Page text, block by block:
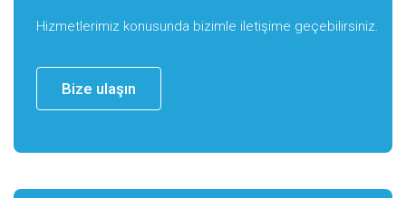
Hizmetlerimiz konusunda bizimle iletişime geçebilirsiniz.
Bize ulaşın